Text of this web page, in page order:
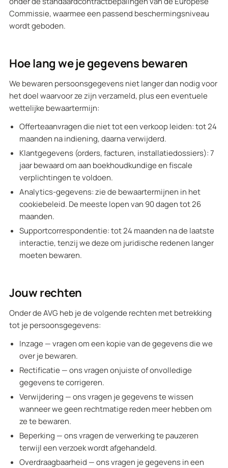
Commissie, waarmee een passend beschermingsniveau
wordt geboden.
Hoe lang we je gegevens bewaren
We bewaren persoonsgegevens niet langer dan nodig voor
het doel waarvoor ze zijn verzameld, plus een eventuele
wettelijke bewaartermijn:
Offerteaanvragen die niet tot een verkoop leiden: tot 24
maanden na indiening, daarna verwijderd.
Klantgegevens (orders, facturen, installatiedossiers): 7
jaar bewaard om aan boekhoudkundige en fiscale
verplichtingen te voldoen.
Analytics-gegevens: zie de bewaartermijnen in het
cookiebeleid. De meeste lopen van 90 dagen tot 26
maanden.
Supportcorrespondentie: tot 24 maanden na de laatste
interactie, tenzij we deze om juridische redenen langer
moeten bewaren.
Jouw rechten
Onder de AVG heb je de volgende rechten met betrekking
tot je persoonsgegevens:
Inzage — vragen om een kopie van de gegevens die we
over je bewaren.
Rectificatie — ons vragen onjuiste of onvolledige
gegevens te corrigeren.
Verwijdering — ons vragen je gegevens te wissen
wanneer we geen rechtmatige reden meer hebben om
ze te bewaren.
Beperking — ons vragen de verwerking te pauzeren
terwijl een verzoek wordt afgehandeld.
Overdraagbaarheid — ons vragen je gegevens in een